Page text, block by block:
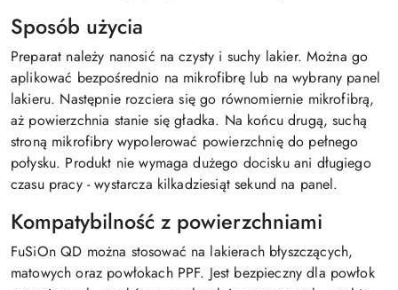
Sposób użycia
Preparat należy nanosić na czysty i suchy lakier. Można go
aplikować bezpośrednio na mikrofibrę lub na wybrany panel
lakieru. Następnie rozciera się go równomiernie mikrofibrą,
aż powierzchnia stanie się gładka. Na końcu drugą, suchą
stroną mikrofibry wypolerować powierzchnię do pełnego
połysku. Produkt nie wymaga dużego docisku ani długiego
czasu pracy - wystarcza kilkadziesiąt sekund na panel.
Kompatybilność z powierzchniami
FuSiOn QD można stosować na lakierach błyszczących,
matowych oraz powłokach PPF. Jest bezpieczny dla powłok